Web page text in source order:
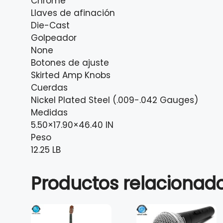
Llaves de afinación
Die-Cast
Golpeador
None
Botones de ajuste
Skirted Amp Knobs
Cuerdas
Nickel Plated Steel (.009-.042 Gauges)
Medidas
5.50×17.90×46.40 IN
Peso
12.25 LB
Productos